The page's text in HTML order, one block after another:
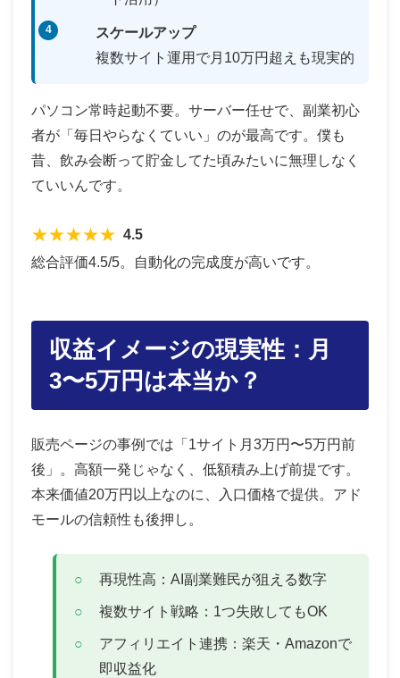
スケールアップ
複数サイト運用で月10万円超えも現実的
パソコン常時起動不要。サーバー任せで、副業初心
者が「毎日やらなくていい」のが最高です。僕も
昔、飲み会断って貯金してた頃みたいに無理しなく
ていいんです。
★★★★★ 4.5
総合評価4.5/5。自動化の完成度が高いです。
収益イメージの現実性：月
3〜5万円は本当か？
販売ページの事例では「1サイト月3万円〜5万円前
後」。高額一発じゃなく、低額積み上げ前提です。
本来価値20万円以上なのに、入口価格で提供。アド
モールの信頼性も後押し。
再現性高：AI副業難民が狙える数字
複数サイト戦略：1つ失敗してもOK
アフィリエイト連携：楽天・Amazonで
即収益化